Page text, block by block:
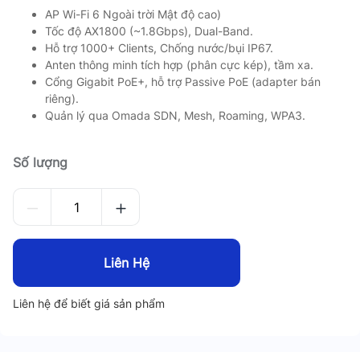
AP Wi-Fi 6 Ngoài trời Mật độ cao)
Tốc độ AX1800 (~1.8Gbps), Dual-Band.
Hỗ trợ 1000+ Clients, Chống nước/bụi IP67.
Anten thông minh tích hợp (phân cực kép), tầm xa.
Cổng Gigabit PoE+, hỗ trợ Passive PoE (adapter bán
riêng).
Quản lý qua Omada SDN, Mesh, Roaming, WPA3.
Số lượng
Liên Hệ
Liên hệ để biết giá sản phẩm